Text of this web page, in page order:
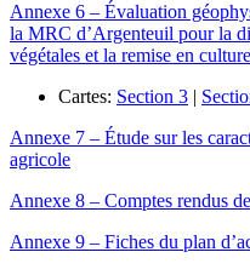
Annexe 6 – Évaluation
la MRC d’Argenteuil pour la
végétales et la remise en
Cartes: Section 3 |
Annexe 7 – Étude sur les
agricole
Annexe 8 – Comptes rendus
Annexe 9 – Fiches du plan